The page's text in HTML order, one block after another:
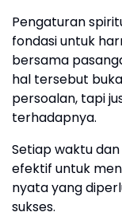
Pengaturan
fondasi untuk
bersama
hal tersebut
persoalan, tapi
terhadapnya.
Setiap waktu
efektif untuk
nyata yang
sukses.